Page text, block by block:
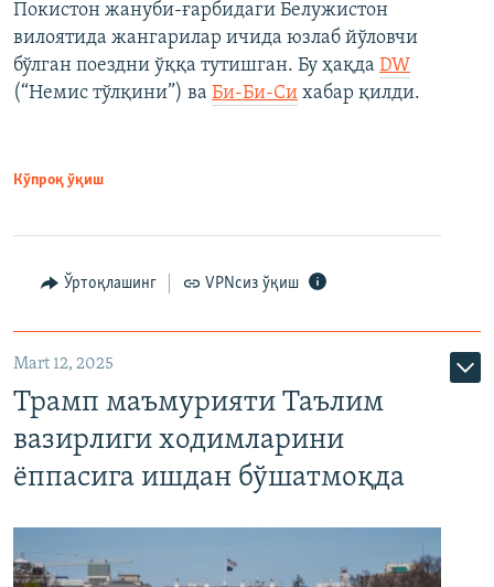
Покистон жануби-ғарбидаги Белужистон
вилоятида жангарилар ичида юзлаб йўловчи
бўлган поездни ўққа тутишган. Бу ҳақда DW
(“Немис тўлқини”) ва Би-Би-Си хабар қилди.
Кўпроқ ўқиш
Ўртоқлашинг VPNсиз ўқиш
Mart 12, 2025
Трамп маъмурияти Таълим
вазирлиги ходимларини
ёппасига ишдан бўшатмоқда